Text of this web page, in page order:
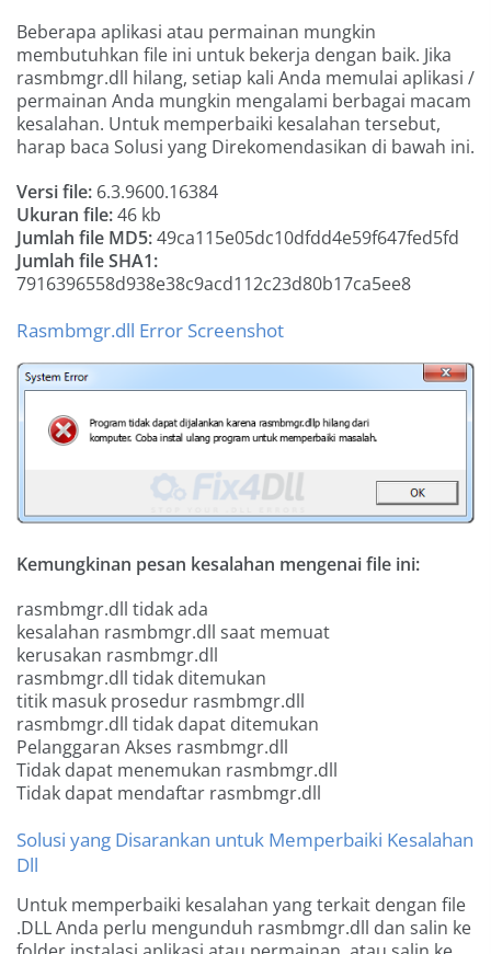
Beberapa aplikasi atau permainan mungkin
membutuhkan file ini untuk bekerja dengan baik. Jika
rasmbmgr.dll hilang, setiap kali Anda memulai aplikasi /
permainan Anda mungkin mengalami berbagai macam
kesalahan. Untuk memperbaiki kesalahan tersebut,
harap baca Solusi yang Direkomendasikan di bawah ini.
Versi file: 6.3.9600.16384
Ukuran file:46 kb
Jumlah file MD5:49ca115e05dc10dfdd4e59f647fed5fd
Jumlah file SHA1:
7916396558d938e38c9acd112c23d80b17ca5ee8
Rasmbmgr.dll Error Screenshot
Kemungkinan pesan kesalahan mengenai file ini:
rasmbmgr.dll tidak ada
kesalahan rasmbmgr.dll saat memuat
kerusakan rasmbmgr.dll
rasmbmgr.dll tidak ditemukan
titik masuk prosedur rasmbmgr.dll
rasmbmgr.dll tidak dapat ditemukan
Pelanggaran Akses rasmbmgr.dll
Tidak dapat menemukan rasmbmgr.dll
Tidak dapat mendaftar rasmbmgr.dll
Solusi yang Disarankan untuk Memperbaiki Kesalahan
Dll
Untuk memperbaiki kesalahan yang terkait dengan file
.DLL Anda perlu mengunduh rasmbmgr.dll dan salin ke